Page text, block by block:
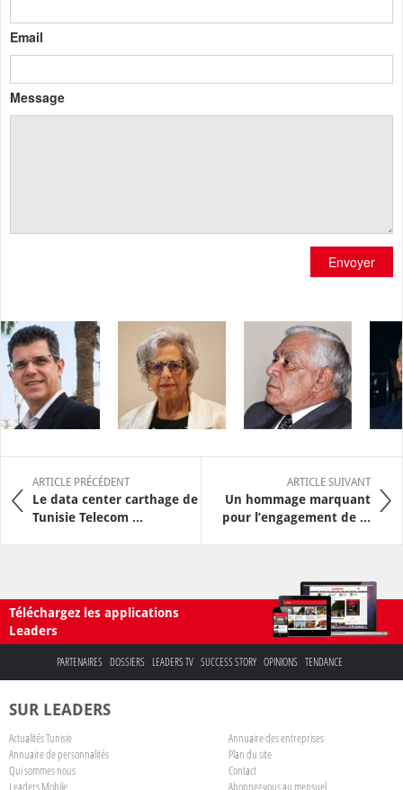
Email
Message
Envoyer
ARTICLE PRÉCÉDENT
Le data center carthage de
Tunisie Telecom ...
ARTICLE SUIVANT
Un hommage marquant
pour l’engagement de ...
Téléchargez les applications
Leaders
PARTENAIRES DOSSIERS LEADERS TV SUCCESS STORY OPINIONS TENDANCE
SUR LEADERS
Actualités Tunisie
Annuaire des entreprises
Annuaire de personnalités
Plan du site
Qui sommes nous
Contact
Leaders Mobile
Abonnez-vous au mensuel